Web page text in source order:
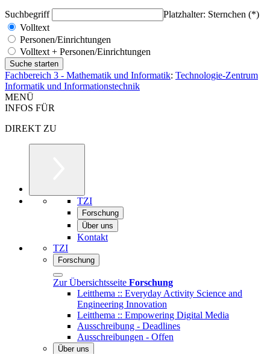
Suchbegriff
Platzhalter: Sternchen (*)
Volltext
Personen/Einrichtungen
Volltext + Personen/Einrichtungen
Fachbereich 3 - Mathematik und Informatik: Technologie-Zentrum
Informatik und Informationstechnik
MENÜ
INFOS FÜR
DIREKT ZU
TZI
Forschung
Über uns
Kontakt
TZI
Forschung
Zur Übersichtsseite Forschung
Leitthema :: Everyday Activity Science and
Engineering Innovation
Leitthema :: Empowering Digital Media
Ausschreibung - Deadlines
Ausschreibungen - Offen
Über uns